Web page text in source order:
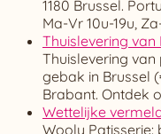
1180 Brussel.
Ma-Vr 10u-19u,
Thuislevering van
Thuislevering
gebak in Brussel
Brabant. Ontdek
Wettelijke
Wooly Patisserie: